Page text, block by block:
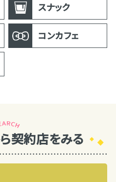
スナック
コンカフェ
契約店をみる